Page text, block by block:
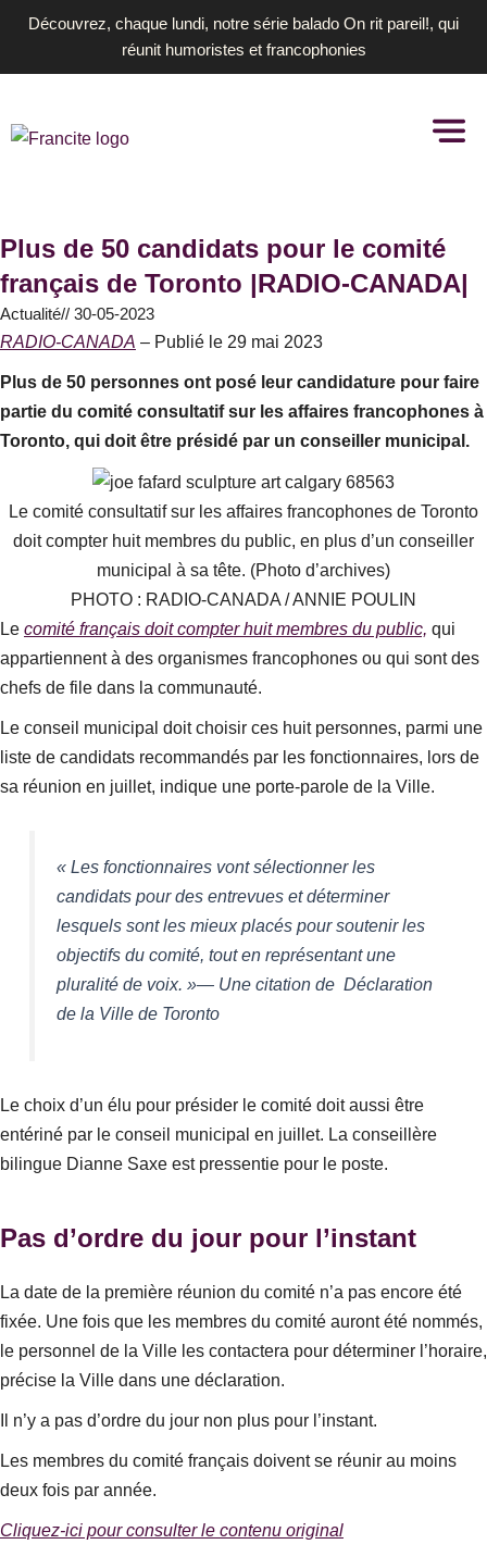
Aller
contenu
Découvrez, chaque lundi, notre série balado On rit pareil!, qui
réunit humoristes et francophonies
Plus de 50 candidats pour le comité
français de Toronto |RADIO-CANADA|
Actualité// 30-05-2023
RADIO-CANADA – Publié le 29 mai 2023
Plus de 50 personnes ont posé leur candidature pour faire
partie du comité consultatif sur les affaires francophones à
Toronto, qui doit être présidé par un conseiller municipal.
Le comité consultatif sur les affaires francophones de Toronto
doit compter huit membres du public, en plus d’un conseiller
municipal à sa tête. (Photo d’archives)
PHOTO : RADIO-CANADA / ANNIE POULIN
Le comité français doit compter huit membres du public, qui
appartiennent à des organismes francophones ou qui sont des
chefs de file dans la communauté.
Le conseil municipal doit choisir ces huit personnes, parmi une
liste de candidats recommandés par les fonctionnaires, lors de
sa réunion en juillet, indique une porte-parole de la Ville.
« Les fonctionnaires vont sélectionner les
candidats pour des entrevues et déterminer
lesquels sont les mieux placés pour soutenir les
objectifs du comité, tout en représentant une
pluralité de voix. »— Une citation de Déclaration
de la Ville de Toronto
Le choix d’un élu pour présider le comité doit aussi être
entériné par le conseil municipal en juillet. La conseillère
bilingue Dianne Saxe est pressentie pour le poste.
Pas d’ordre du jour pour l’instant
La date de la première réunion du comité n’a pas encore été
fixée. Une fois que les membres du comité auront été nommés,
le personnel de la Ville les contactera pour déterminer l’horaire,
précise la Ville dans une déclaration.
Il n’y a pas d’ordre du jour non plus pour l’instant.
Les membres du comité français doivent se réunir au moins
deux fois par année.
Cliquez-ici pour consulter le contenu original